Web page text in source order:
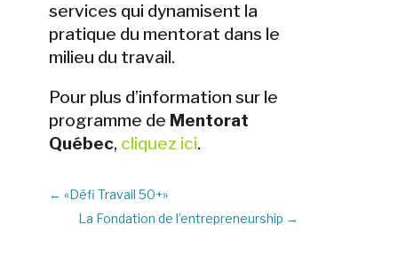
services qui dynamisent la
pratique du mentorat dans le
milieu du travail.
Pour plus d’information sur le
programme de Mentorat
Québec, cliquez ici.
← «Défi Travail 50+»
La Fondation de l’entrepreneurship →